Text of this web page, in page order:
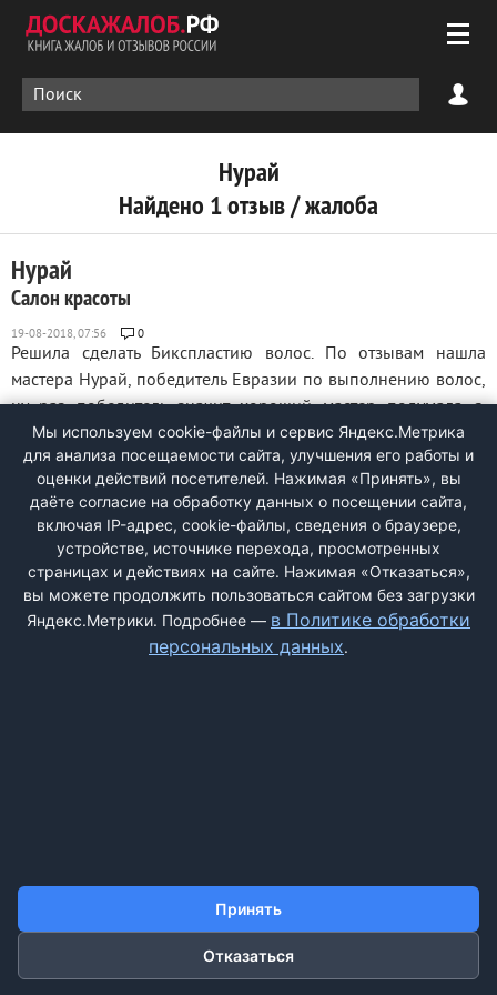
Нурай
Найдено 1 отзыв / жалоба
Нурай
Салон красоты
0
Решила сделать Бикспластию волос. По отзывам нашла
мастера Нурай, победитель Евразии по выполнению волос,
ну раз победитель значит хороший мастер подумала я.
Записалась на 12, обговорила что буду делать Бикспластию
волос. На следующий день еду к ней, с другого города,
думала потрачу время и деньги ...
ДОБАВИТЬ ЖАЛОБУ
КОНТАКТЫ
Мы используем cookie-файлы и сервис Яндекс.Метрика
для анализа посещаемости сайта, улучшения его работы и
оценки действий посетителей. Нажимая «Принять», вы
даёте согласие на обработку данных о посещении сайта,
включая IP-адрес, cookie-файлы, сведения о браузере,
устройстве, источнике перехода, просмотренных
страницах и действиях на сайте. Нажимая «Отказаться»,
вы можете продолжить пользоваться сайтом без загрузки
Яндекс.Метрики. Подробнее — в Политике обработки
персональных данных.
Принять
Отказаться